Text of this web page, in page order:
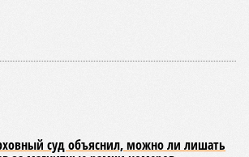
суд объяснил, можно ли лишать